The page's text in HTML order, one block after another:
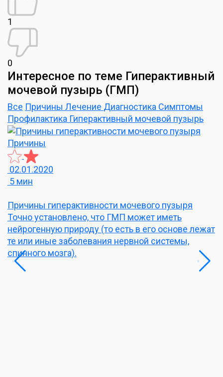
1
0
Интересное по теме Гиперактивный
мочевой пузырь (ГМП)
Все Причины Лечение Диагностика Симптомы
Профилактика Гиперактивный мочевой пузырь
Причины
02.01.2020
5 мин
Причины гиперактивности мочевого пузыря
Точно установлено, что ГМП может иметь
нейрогенную природу (то есть в его основе лежат
те или иные заболевания нервной системы,
спинного мозга).